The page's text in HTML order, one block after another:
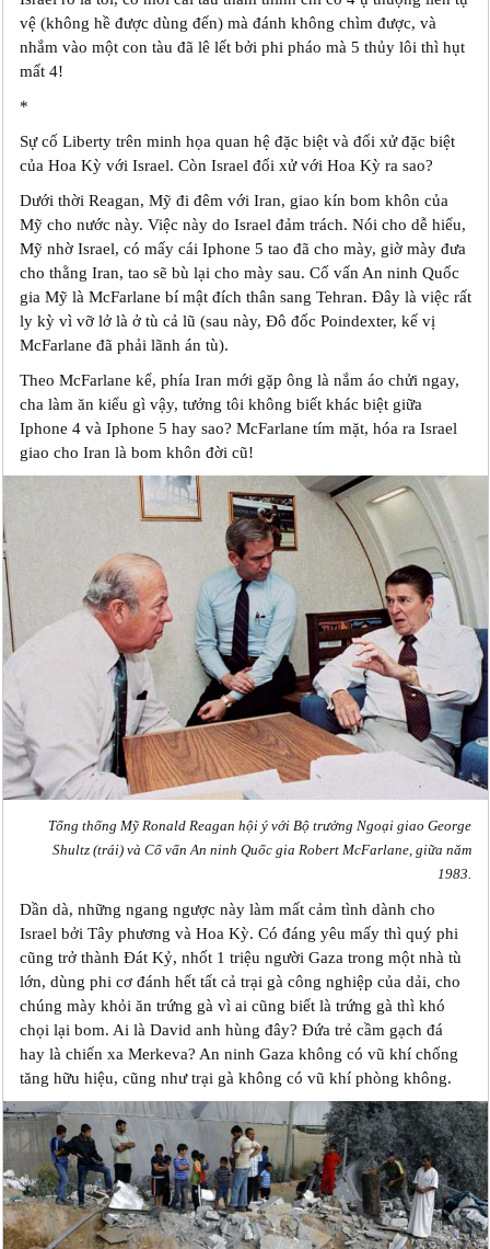
vệ (không hề được dùng đến) mà đánh không chìm được, và
nhắm vào một con tàu đã lê lết bởi phi pháo mà 5 thủy lôi thì hụt
mất 4!
*
Sự cố Liberty trên minh họa quan hệ đặc biệt và đối xử đặc biệt
của Hoa Kỳ với Israel. Còn Israel đối xử với Hoa Kỳ ra sao?
Dưới thời Reagan, Mỹ đi đêm với Iran, giao kín bom khôn của
Mỹ cho nước này. Việc này do Israel đảm trách. Nói cho dễ hiểu,
Mỹ nhờ Israel, có mấy cái Iphone 5 tao đã cho mày, giờ mày đưa
cho thằng Iran, tao sẽ bù lại cho mày sau. Cố vấn An ninh Quốc
gia Mỹ là McFarlane bí mật đích thân sang Tehran. Đây là việc rất
ly kỳ vì vỡ lở là ở tù cả lũ (sau này, Đô đốc Poindexter, kế vị
McFarlane đã phải lãnh án tù).
Theo McFarlane kể, phía Iran mới gặp ông là nắm áo chửi ngay,
cha làm ăn kiểu gì vậy, tưởng tôi không biết khác biệt giữa
Iphone 4 và Iphone 5 hay sao? McFarlane tím mặt, hóa ra Israel
giao cho Iran là bom khôn đời cũ!
Tổng thống Mỹ Ronald Reagan hội ý với Bộ trưởng Ngoại giao George
Shultz (trái) và Cố vấn An ninh Quốc gia Robert McFarlane, giữa năm
1983.
Dần dà, những ngang ngược này làm mất cảm tình dành cho
Israel bởi Tây phương và Hoa Kỳ. Có đáng yêu mấy thì quý phi
cũng trở thành Đát Kỷ, nhốt 1 triệu người Gaza trong một nhà tù
lớn, dùng phi cơ đánh hết tất cả trại gà công nghiệp của dải, cho
chúng mày khỏi ăn trứng gà vì ai cũng biết là trứng gà thì khó
chọi lại bom. Ai là David anh hùng đây? Đứa trẻ cầm gạch đá
hay là chiến xa Merkeva? An ninh Gaza không có vũ khí chống
tăng hữu hiệu, cũng như trại gà không có vũ khí phòng không.